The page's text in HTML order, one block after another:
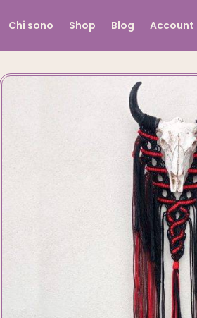
Chi sono Shop Blog Account